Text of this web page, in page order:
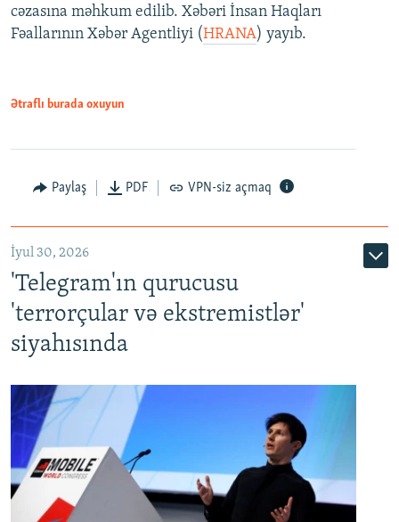
cəzasına məhkum edilib. Xəbəri İnsan Haqları
Fəallarının Xəbər Agentliyi (HRANA) yayıb.
Ətraflı burada oxuyun
Paylaş PDF VPN-siz açmaq
İyul 30, 2026
'Telegram'ın qurucusu
'terrorçular və ekstremistlər'
siyahısında